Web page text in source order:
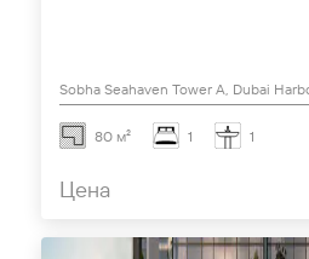
Sobha Seahaven Tower A, Dubai
80 м² 1 1
Цена